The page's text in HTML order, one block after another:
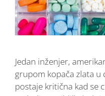
Jedan inženjer,
grupom kopača zlata u
postaje kritična kad se